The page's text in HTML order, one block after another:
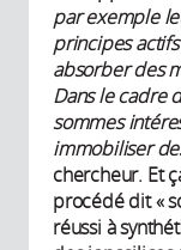
par exemple
principes
absorber des
Dans le cadre
sommes
immobiliser
chercheur. Et
procédé dit «
réussi à